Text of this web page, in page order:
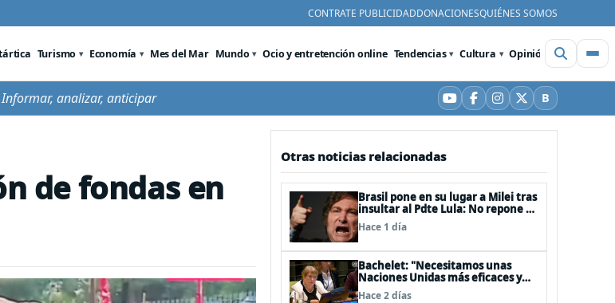
CONTRATE PUBLICIDADDONACIONESQUIÉNES SOMOS
Turismo Economía Mes del Mar Mundo Ocio y entretención online Tendencias Cultura Opinión Videos
Informar, analizar, anticipar YouTube
Facebook
Instagram
X BBluesky
de fondas en
Otras noticias relacionadas
Brasil pone en su lugar a Milei tras
insultar al Pdte Lula: No repone al
embajador en BBSS y rebaja la
relación bilateral
Hace 1 día
Bachelet: "Necesitamos unas
Naciones Unidas más eficaces y
cercanas a las personas"
Hace 2 días